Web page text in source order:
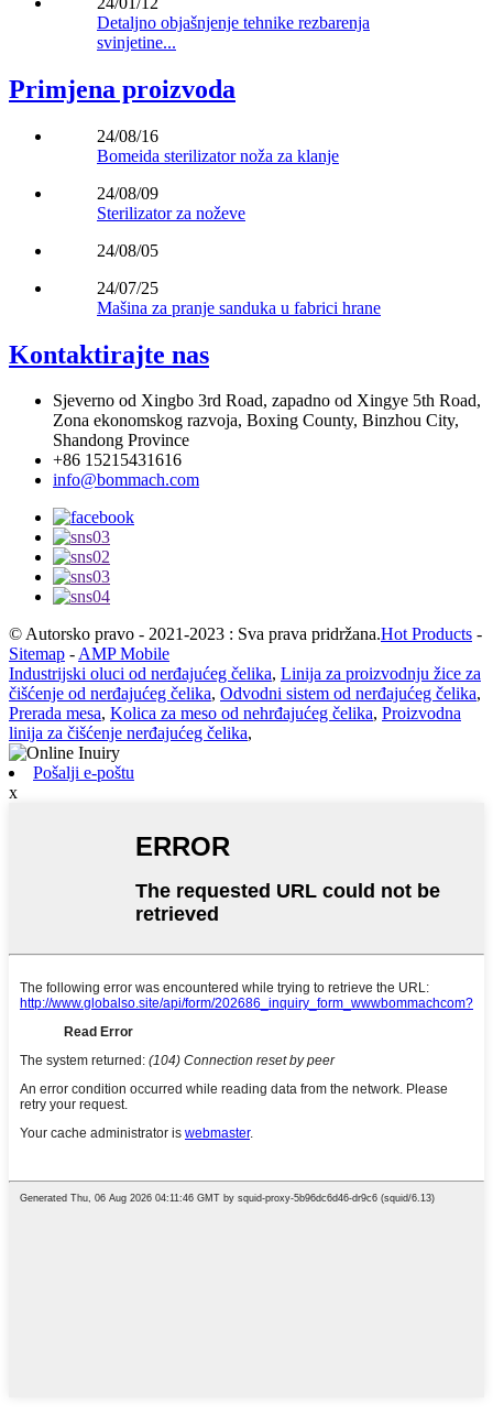
Detaljno objašnjenje tehnike rezbarenja
svinjetine...
Primjena proizvoda
24/08/16
Bomeida sterilizator noža za klanje
24/08/09
Sterilizator za noževe
24/08/05
24/07/25
Mašina za pranje sanduka u fabrici hrane
Kontaktirajte nas
Sjeverno od Xingbo 3rd Road, zapadno od Xingye 5th Road,
Zona ekonomskog razvoja, Boxing County, Binzhou City,
Shandong Province
+86 15215431616
info@bommach.com
© Autorsko pravo - 2021-2023 : Sva prava pridržana.Hot Products -
Sitemap -AMP Mobile
Industrijski oluci od nerđajućeg čelika, Linija za proizvodnju žice za
čišćenje od nerđajućeg čelika, Odvodni sistem od nerđajućeg čelika,
Prerada mesa, Kolica za meso od nehrđajućeg čelika, Proizvodna
linija za čišćenje nerđajućeg čelika,
Pošalji e-poštu
x